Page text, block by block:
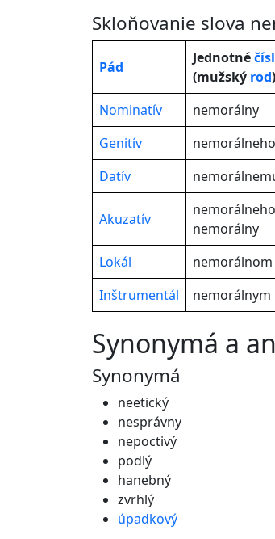
Skloňovanie slova
Pád
Jednotné
(mužský rod)
Nominatív
nemorálny
Genitív
nemorálneho
Datív
Akuzatív
nemorálny
Lokál nemorálnom
Inštrumentál
nemorálnym
synonymá a
Synonymá
neetický
nesprávny
nepoctivý
podlý
hanebný
zvrhlý
úpadkový